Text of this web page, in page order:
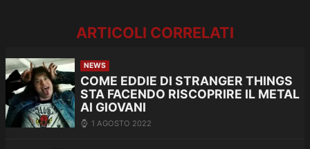
ARTICOLI CORRELATI
NEWS
COME EDDIE DI STRANGER THINGS
STA FACENDO RISCOPRIRE IL METAL
AI GIOVANI
1 AGOSTO 2022